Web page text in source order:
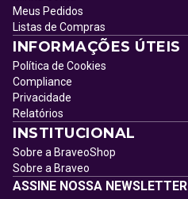
Meus Pedidos
Listas de Compras
INFORMAÇÕES ÚTEIS
Política de Cookies
Compliance
Privacidade
Relatórios
INSTITUCIONAL
Sobre a BraveoShop
Sobre a Braveo
ASSINE NOSSA NEWSLETTER